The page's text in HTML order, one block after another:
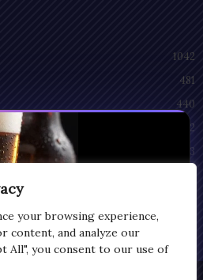
your browsing experience,
content, and analyze our
All", you consent to our use of
1042
481
440
212
93